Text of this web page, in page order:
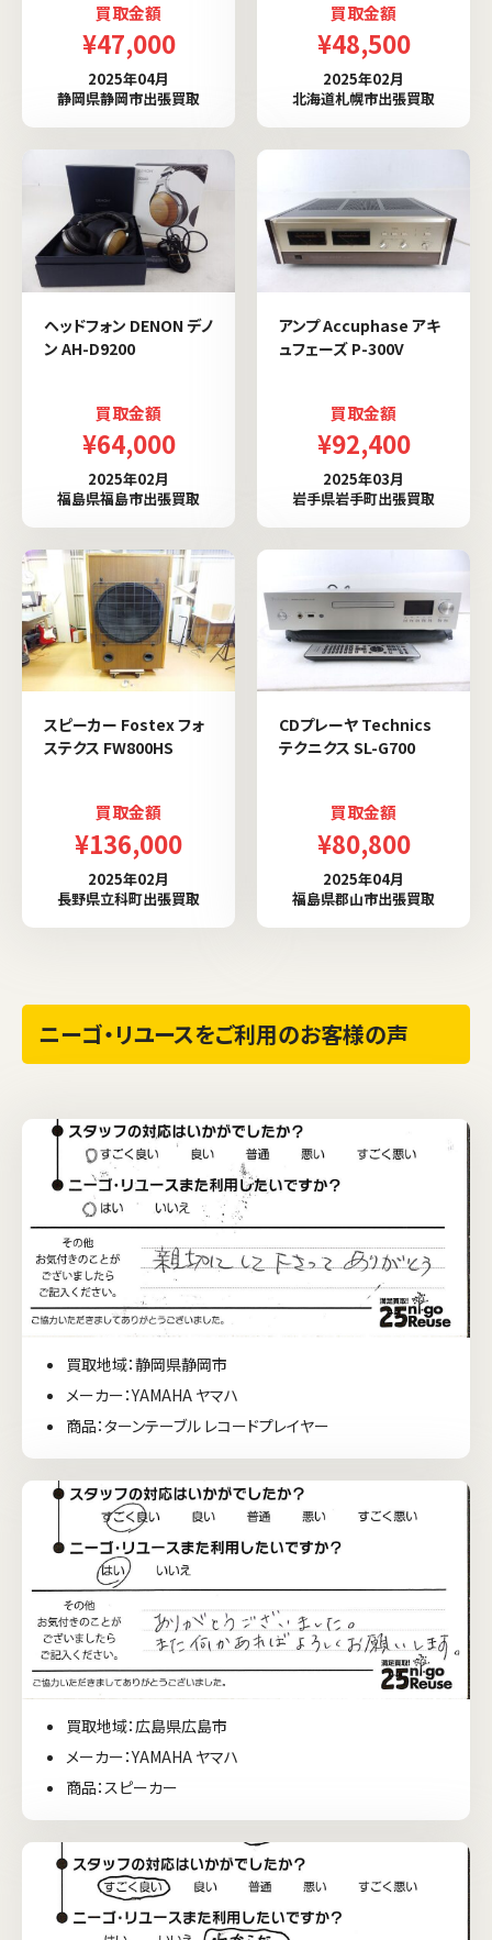
買取金額
¥47,000
2025年04月
静岡県静岡市出張買取
買取金額
¥48,500
2025年02月
北海道札幌市出張買取
ヘッドフォン DENON デノ
ン AH-D9200
買取金額
¥64,000
2025年02月
福島県福島市出張買取
アンプ Accuphase アキ
ュフェーズ P-300V
買取金額
¥92,400
2025年03月
岩手県岩手町出張買取
スピーカー Fostex フォ
ステクス FW800HS
買取金額
¥136,000
2025年02月
長野県立科町出張買取
CDプレーヤ Technics
テクニクス SL-G700
買取金額
¥80,800
2025年04月
福島県郡山市出張買取
ニーゴ・リユースをご利用のお客様の声
買取地域：静岡県静岡市
メーカー：YAMAHA ヤマハ
商品：ターンテーブル レコードプレイヤー
買取地域：広島県広島市
メーカー：YAMAHA ヤマハ
商品：スピーカー